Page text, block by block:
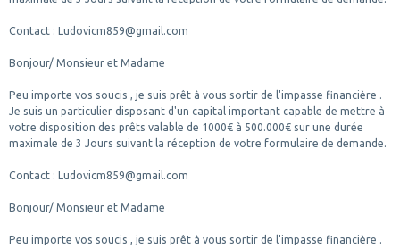
Contact : Ludovicm859@gmail.com
Bonjour/ Monsieur et Madame
Peu importe vos soucis , je suis prêt à vous sortir de l'impasse financière .
Je suis un particulier disposant d'un capital important capable de mettre à
votre disposition des prêts valable de 1000€ à 500.000€ sur une durée
maximale de 3 Jours suivant la réception de votre formulaire de demande.
Contact : Ludovicm859@gmail.com
Bonjour/ Monsieur et Madame
Peu importe vos soucis , je suis prêt à vous sortir de l'impasse financière .